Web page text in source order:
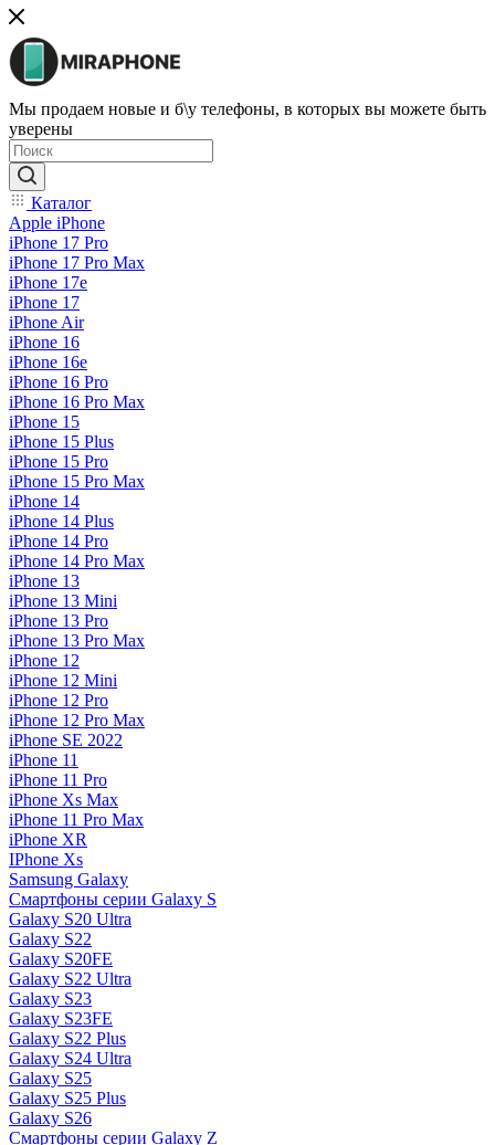
Мы продаем новые и б\у телефоны, в которых вы можете быть
уверены
Каталог
Apple iPhone
iPhone 17 Pro
iPhone 17 Pro Max
iPhone 17e
iPhone 17
iPhone Air
iPhone 16
iPhone 16e
iPhone 16 Pro
iPhone 16 Pro Max
iPhone 15
iPhone 15 Plus
iPhone 15 Pro
iPhone 15 Pro Max
iPhone 14
iPhone 14 Plus
iPhone 14 Pro
iPhone 14 Pro Max
iPhone 13
iPhone 13 Mini
iPhone 13 Pro
iPhone 13 Pro Max
iPhone 12
iPhone 12 Mini
iPhone 12 Pro
iPhone 12 Pro Max
iPhone SE 2022
iPhone 11
iPhone 11 Pro
iPhone Xs Max
iPhone 11 Pro Max
iPhone XR
IPhone Xs
Samsung Galaxy
Смартфоны серии Galaxy S
Galaxy S20 Ultra
Galaxy S22
Galaxy S20FE
Galaxy S22 Ultra
Galaxy S23
Galaxy S23FE
Galaxy S22 Plus
Galaxy S24 Ultra
Galaxy S25
Galaxy S25 Plus
Galaxy S26
Смартфоны серии Galaxy Z